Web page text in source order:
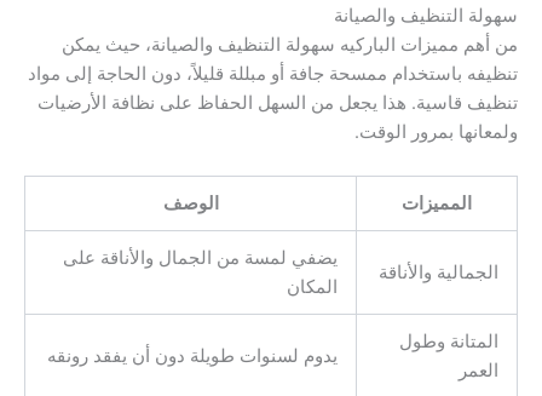
سهولة التنظيف والصيانة
من أهم مميزات الباركيه سهولة التنظيف والصيانة، حيث يمكن
تنظيفه باستخدام ممسحة جافة أو مبللة قليلاً، دون الحاجة إلى مواد
تنظيف قاسية. هذا يجعل من السهل الحفاظ على نظافة الأرضيات
ولمعانها بمرور الوقت.
المميزات الوصف
الجمالية والأناقة
يضفي لمسة من الجمال والأناقة على
المكان
المتانة وطول
العمر
يدوم لسنوات طويلة دون أن يفقد رونقه